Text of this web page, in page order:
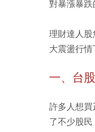
對暴漲暴
理財達人
大震盪行
一、台
許多人想
了不少股民